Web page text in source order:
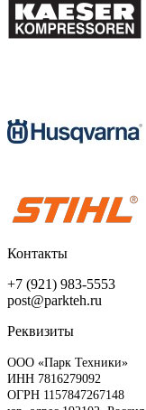
Контакты
+7 (921) 983-5553
post@parkteh.ru
Реквизиты
ООО «Парк Техники»
ИНН 7816279092
ОГРН 1157847267148